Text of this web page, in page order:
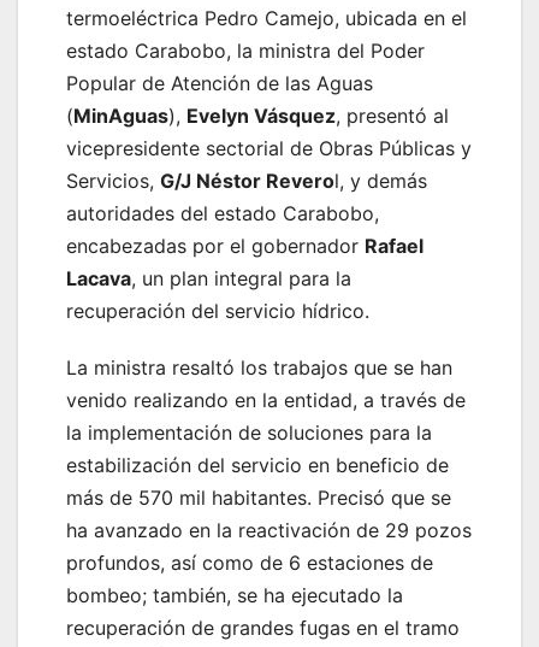
termoeléctrica Pedro Camejo, ubicada en el
estado Carabobo, la ministra del Poder
Popular de Atención de las Aguas
(MinAguas), Evelyn Vásquez, presentó al
vicepresidente sectorial de Obras Públicas y
Servicios, G/J Néstor Reverol, y demás
autoridades del estado Carabobo,
encabezadas por el gobernador Rafael
Lacava, un plan integral para la
recuperación del servicio hídrico.
La ministra resaltó los trabajos que se han
venido realizando en la entidad, a través de
la implementación de soluciones para la
estabilización del servicio en beneficio de
más de 570 mil habitantes. Precisó que se
ha avanzado en la reactivación de 29 pozos
profundos, así como de 6 estaciones de
bombeo; también, se ha ejecutado la
recuperación de grandes fugas en el tramo